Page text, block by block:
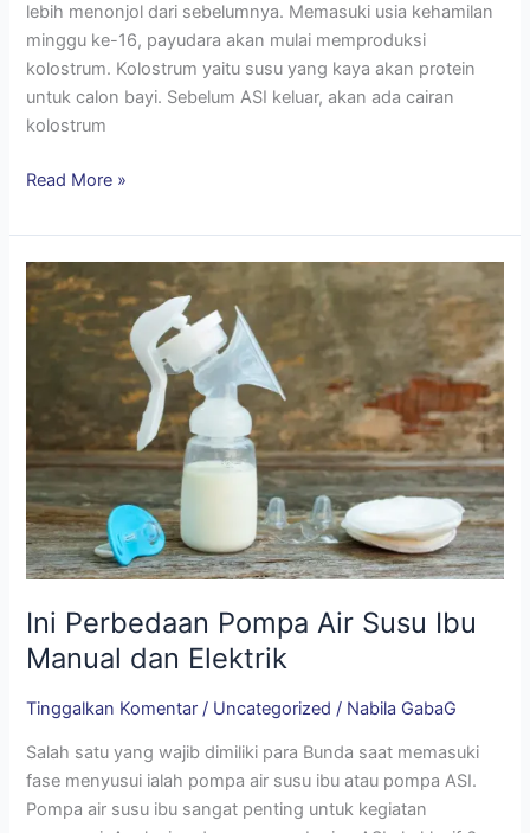
lebih menonjol dari sebelumnya. Memasuki usia kehamilan
minggu ke-16, payudara akan mulai memproduksi
kolostrum. Kolostrum yaitu susu yang kaya akan protein
untuk calon bayi. Sebelum ASI keluar, akan ada cairan
kolostrum
Read More »
Ini Perbedaan Pompa Air Susu Ibu
Manual dan Elektrik
Tinggalkan Komentar / Uncategorized / Nabila GabaG
Salah satu yang wajib dimiliki para Bunda saat memasuki
fase menyusui ialah pompa air susu ibu atau pompa ASI.
Pompa air susu ibu sangat penting untuk kegiatan
Ini
Perbedaan
Pompa
Ibu
Manual
dan
Elektrik